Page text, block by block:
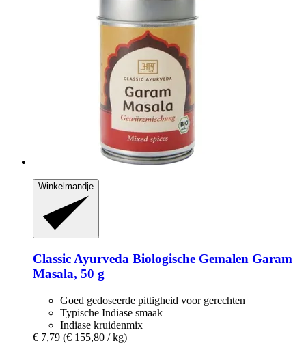
Winkelmandje
Classic Ayurveda Biologische Gemalen Garam
Masala, 50 g
Goed gedoseerde pittigheid voor gerechten
Typische Indiase smaak
Indiase kruidenmix
€ 7,79 (€ 155,80 / kg)